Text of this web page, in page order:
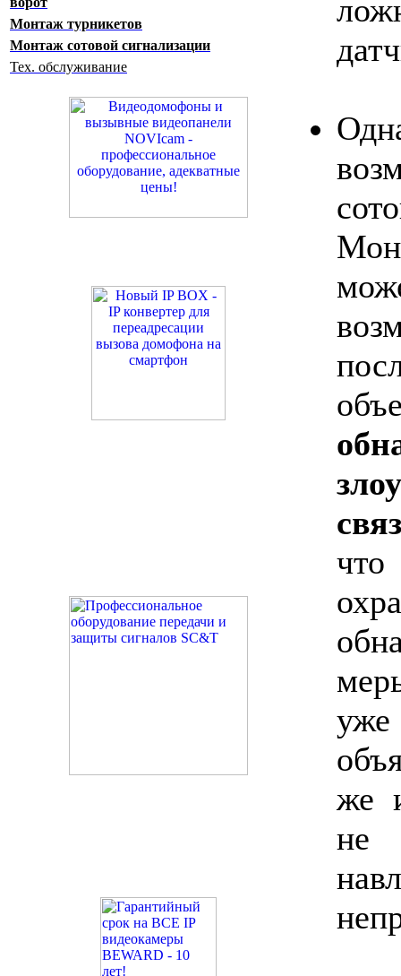
Монтаж турникетов
Монтаж сотовой сигнализации
Тех. обслуживание
же
не